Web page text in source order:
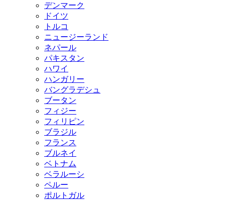
デンマーク
ドイツ
トルコ
ニュージーランド
ネパール
パキスタン
ハワイ
ハンガリー
バングラデシュ
ブータン
フィジー
フィリピン
ブラジル
フランス
ブルネイ
ベトナム
ベラルーシ
ペルー
ポルトガル